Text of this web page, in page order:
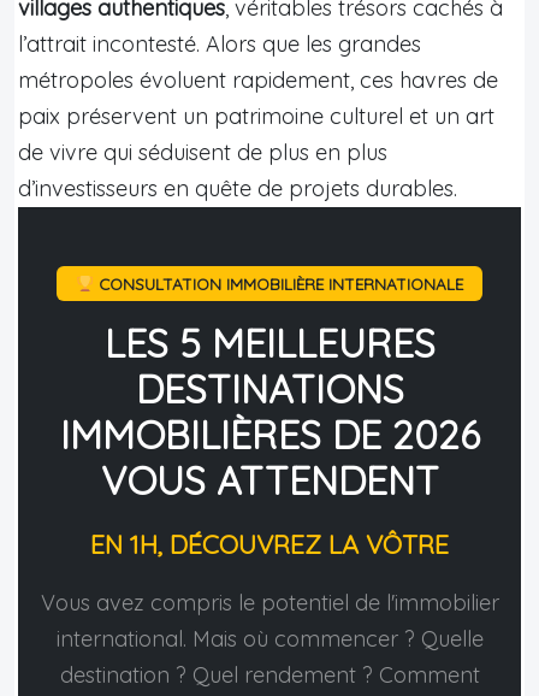
villages authentiques, véritables trésors cachés à
l’attrait incontesté. Alors que les grandes
métropoles évoluent rapidement, ces havres de
paix préservent un patrimoine culturel et un art
de vivre qui séduisent de plus en plus
d’investisseurs en quête de projets durables.
CONSULTATION IMMOBILIÈRE INTERNATIONALE
LES 5 MEILLEURES
DESTINATIONS
IMMOBILIÈRES DE 2026
VOUS ATTENDENT
EN 1H, DÉCOUVREZ LA VÔTRE
Vous avez compris le potentiel de l'immobilier
international. Mais où commencer ? Quelle
destination ? Quel rendement ? Comment